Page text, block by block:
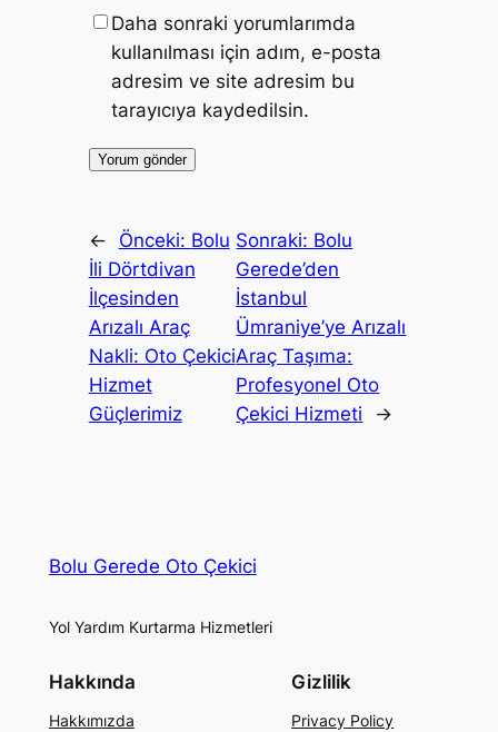
Daha sonraki yorumlarımda
kullanılması için adım, e-posta
adresim ve site adresim bu
tarayıcıya kaydedilsin.
← Önceki: Bolu
İli Dörtdivan
İlçesinden
Arızalı Araç
Nakli: Oto Çekici
Hizmet
Güçlerimiz
Sonraki: Bolu
Gerede’den
İstanbul
Ümraniye’ye Arızalı
Araç Taşıma:
Profesyonel Oto
Çekici Hizmeti
→
Bolu Gerede Oto Çekici
Yol Yardım Kurtarma Hizmetleri
Hakkında
Hakkımızda
Gizlilik
Privacy Policy